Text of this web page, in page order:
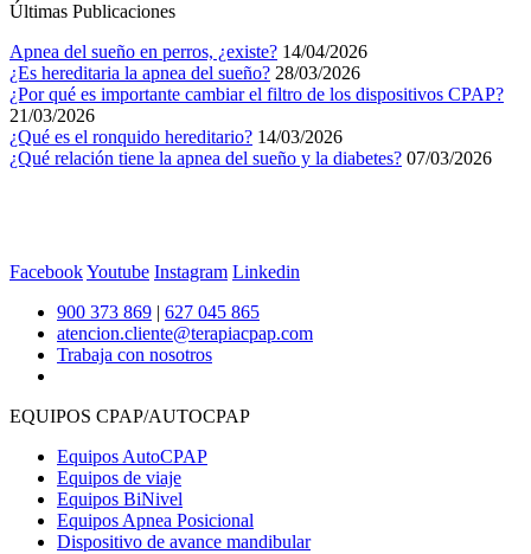
Últimas Publicaciones
Apnea del sueño en perros, ¿existe? 14/04/2026
¿Es hereditaria la apnea del sueño? 28/03/2026
¿Por qué es importante cambiar el filtro de los dispositivos CPAP?
21/03/2026
¿Qué es el ronquido hereditario? 14/03/2026
¿Qué relación tiene la apnea del sueño y la diabetes? 07/03/2026
FacebookYoutube Instagram Linkedin
900 373 869 | 627 045 865
atencion.cliente@terapiacpap.com
Trabaja con nosotros
EQUIPOS CPAP/AUTOCPAP
Equipos AutoCPAP
Equipos de viaje
Equipos BiNivel
Equipos Apnea Posicional
Dispositivo de avance mandibular